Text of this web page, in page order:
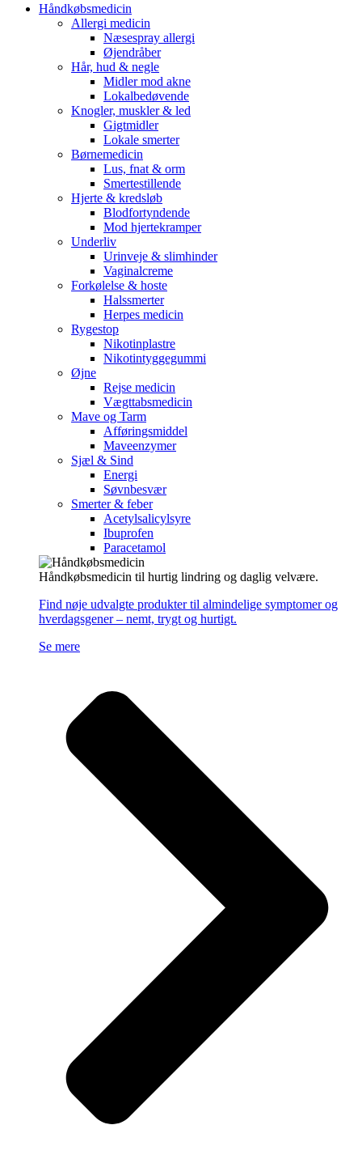
Håndkøbsmedicin
Allergi medicin
Næsespray allergi
Øjendråber
Hår, hud & negle
Midler mod akne
Lokalbedøvende
Knogler, muskler & led
Gigtmidler
Lokale smerter
Børnemedicin
Lus, fnat & orm
Smertestillende
Hjerte & kredsløb
Blodfortyndende
Mod hjertekramper
Underliv
Urinveje & slimhinder
Vaginalcreme
Forkølelse & hoste
Halssmerter
Herpes medicin
Rygestop
Nikotinplastre
Nikotintyggegummi
Øjne
Rejse medicin
Vægttabsmedicin
Mave og Tarm
Afføringsmiddel
Maveenzymer
Sjæl & Sind
Energi
Søvnbesvær
Smerter & feber
Acetylsalicylsyre
Ibuprofen
Paracetamol
Håndkøbsmedicin til hurtig lindring og daglig velvære.
Find nøje udvalgte produkter til almindelige symptomer og
hverdagsgener – nemt, trygt og hurtigt.
Se mere